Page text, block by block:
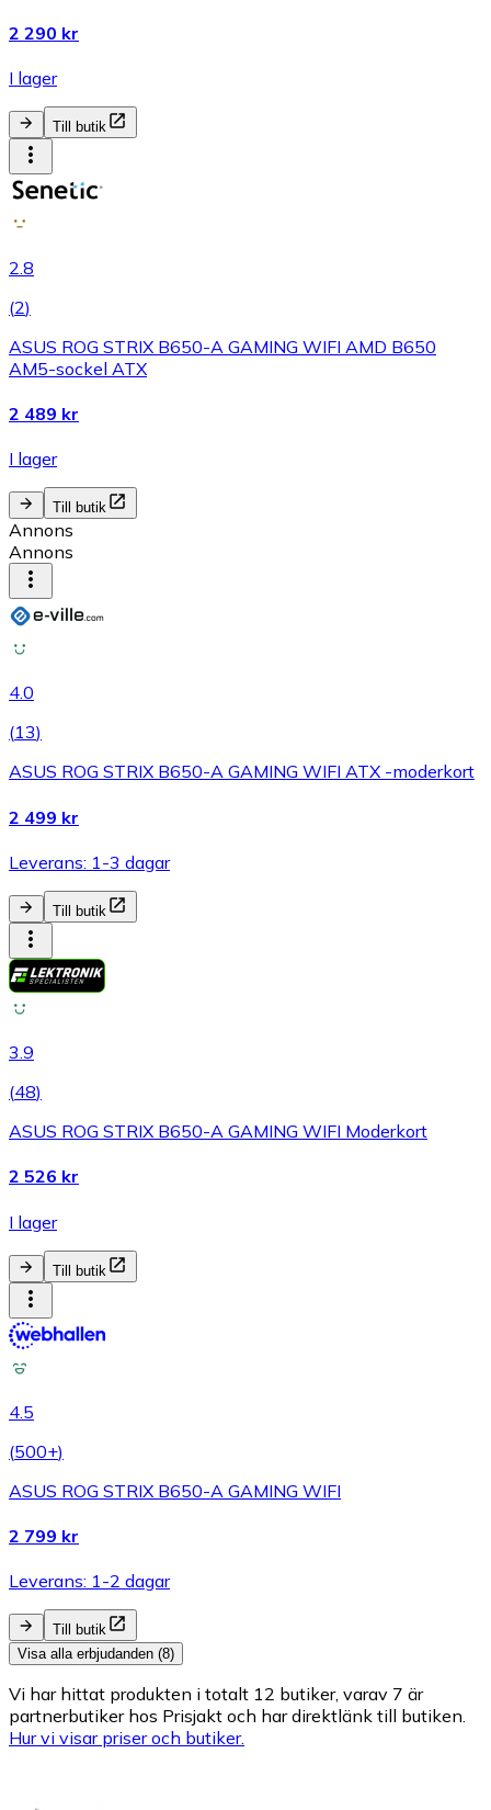
2 290 kr
I lager
Till butik
2.8
(2)
ASUS ROG STRIX B650-A GAMING WIFI AMD B650
AM5-sockel ATX
2 489 kr
I lager
Till butik
Annons
Annons
4.0
(13)
ASUS ROG STRIX B650-A GAMING WIFI ATX -moderkort
2 499 kr
Leverans: 1-3 dagar
Till butik
3.9
(48)
ASUS ROG STRIX B650-A GAMING WIFI Moderkort
2 526 kr
I lager
Till butik
4.5
(500+)
ASUS ROG STRIX B650-A GAMING WIFI
2 799 kr
Leverans: 1-2 dagar
Till butik
Visa alla erbjudanden (8)
Vi har hittat produkten i totalt 12 butiker, varav 7 är
partnerbutiker hos Prisjakt och har direktlänk till butiken.
Hur vi visar priser och butiker.